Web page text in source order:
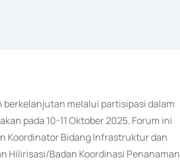
melalui partisipasi dalam
pada 10-11 Oktober 2025. Forum ini
Koordinator Bidang Infrastruktur dan
Hilirisasi/Badan Koordinasi Penanaman